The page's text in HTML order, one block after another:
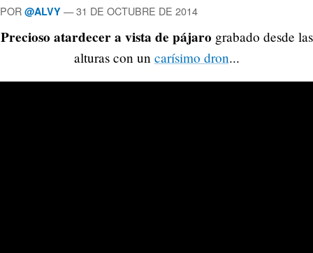
POR @ALVY —31 DE OCTUBRE DE 2014
Precioso atardecer a vista de pájaro grabado desde las
alturas con un carísimo dron...